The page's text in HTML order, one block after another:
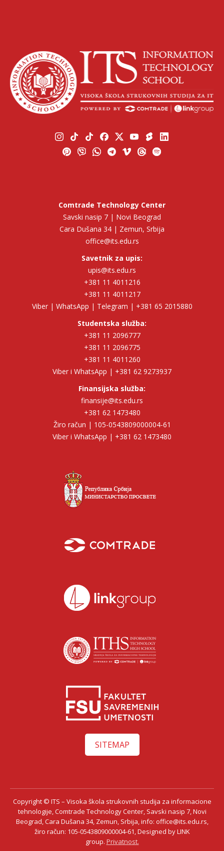
Comtrade Technology Center
Savski nasip 7 | Novi Beograd
Cara Dušana 34 | Zemun, Srbija
office@its.edu.rs
Savetnik za upis:
upis@its.edu.rs
+381 11 4011216
+381 11 4011217
Viber | WhatsApp | Telegram | +381 65 2015880
Studentska služba:
+381 11 2096777
+381 11 2096775
+381 11 4011260
Viber i WhatsApp | +381 62 9273937
Finansijska služba:
finansije@its.edu.rs
+381 62 1473480
Žiro račun | 105-0543809000004-61
Viber i WhatsApp | +381 62 1473480
SITEMAP
Copyright © ITS – Visoka škola strukovnih studija za informacione
tehnologije, Comtrade Technology Center, Savski nasip 7, Novi
Beograd, Cara Dušana 34, Zemun, Srbija, info: office@its.edu.rs,
žiro račun: 105-0543809000004-61, Designed by LINK
group. Privatnost.